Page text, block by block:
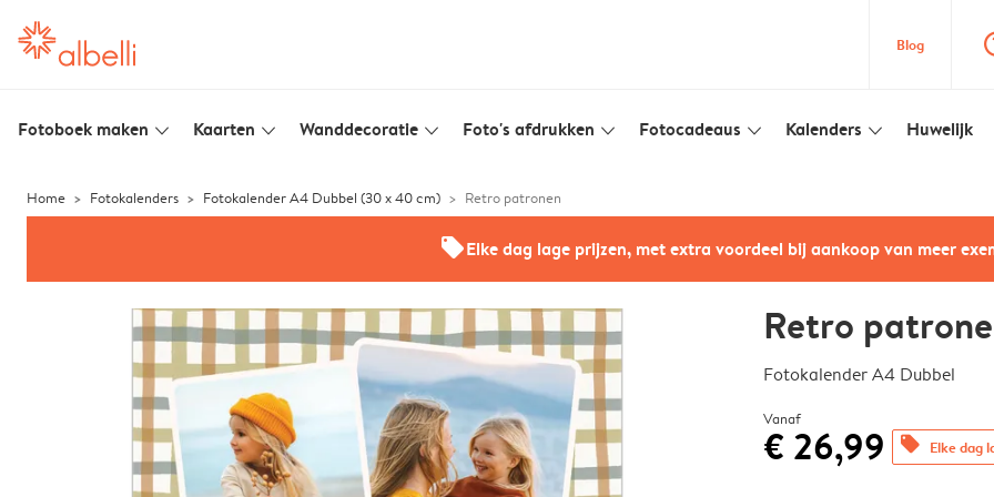
Blog
Fotoboek maken slim_arrow_down Kaarten slim_arrow_down Wanddecoratie slim_arrow_down Foto's afdrukken slim_arrow_down Fotocadeaus slim_arrow_down Kalenders slim_arrow_down Huwelijk
Home Fotokalenders Fotokalender A4 Dubbel (30 x 40 cm) Retro patronen
offersElke dag lage prijzen, met extra voordeel bij aankoop van meer
Retro
Fotokalender A4 Dubbel
Vanaf
€ 26,99 offers Elke dag